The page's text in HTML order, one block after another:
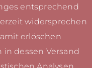
entsprechend
widersprechen
erlöschen
dessen Versand